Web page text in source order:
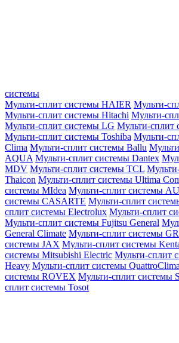
системы
Мульти-сплит системы HAIER Мульти-
Мульти-сплит системы Hitachi Мульти-
Мульти-сплит системы LG Мульти-сплит
Мульти-сплит системы Toshiba Мульти-
Clima Мульти-сплит системы Ballu
AQUA Мульти-сплит системы Dantex
MDV Мульти-сплит системы TCL
Thaicon Мульти-сплит системы Ultima
системы MIdea Мульти-сплит системы
системы CASARTE Мульти-сплит
сплит системы Electrolux Мульти-сплит
Мульти-сплит системы Fujitsu General
General Climate Мульти-сплит системы
системы JAX Мульти-сплит системы
системы Mitsubishi Electric Мульти-сплит
Heavy Мульти-сплит системы QuattroClima
системы ROVEX Мульти-сплит системы
сплит системы Tosot